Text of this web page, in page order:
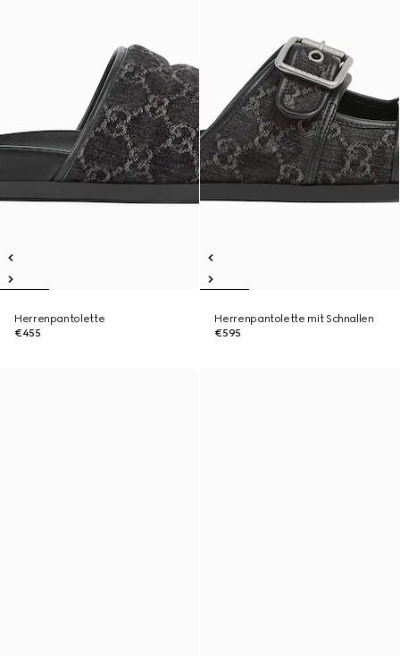
Herrenpantolette
€455
Herrenpantolette mit Schnallen
€595